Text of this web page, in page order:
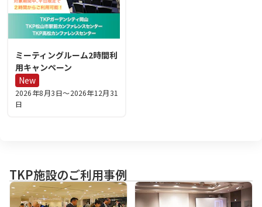
ミーティングルーム2時間利
用キャンペーン
New
2026年8月3日〜2026年12月31
日
TKP施設のご利用事例